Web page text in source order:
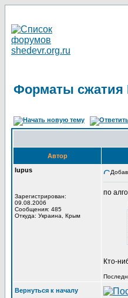
Форматы сжатия
Автор
lupus
Зарегистрирован:
09.08.2006
Сообщения: 485
Откуда: Украина, Крым
по
Кто-
Вернуться к началу